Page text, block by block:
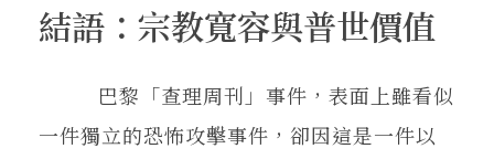
結語：宗教寬容與普世價值
巴黎「查理周刊」事件，表面上雖看似
一件獨立的恐怖攻擊事件，卻因這是一件以